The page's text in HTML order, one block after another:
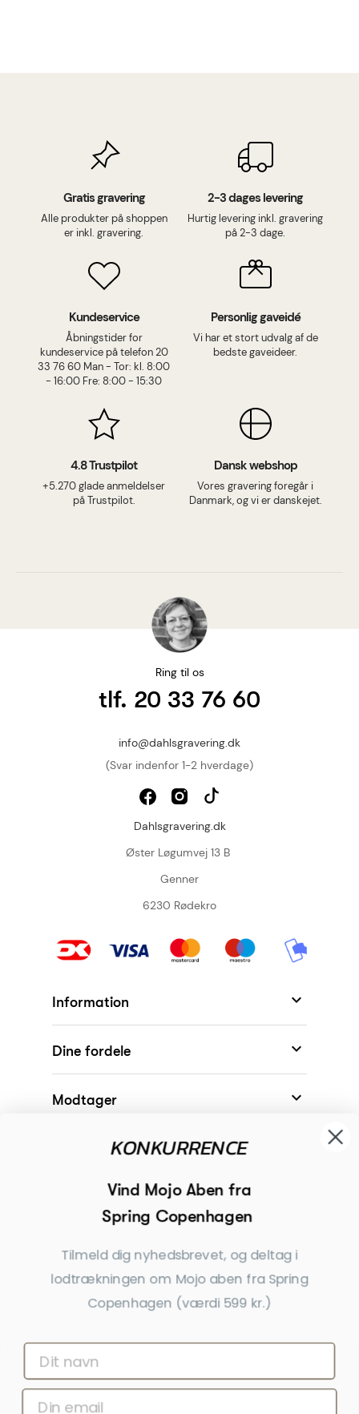
Gratis gravering
Alle produkter på shoppen
er inkl. gravering.
2-3 dages levering
Hurtig levering inkl. gravering
på 2-3 dage.
Kundeservice
Åbningstider for
kundeservice på telefon 20
33 76 60 Man - Tor: kl. 8:00
- 16:00 Fre: 8:00 - 15:30
Personlig gaveidé
Vi har et stort udvalg af de
bedste gaveideer.
4.8 Trustpilot
+5.270 glade anmeldelser
på Trustpilot.
Dansk webshop
Vores gravering foregår i
Danmark, og vi er danskejet.
Ring til os
tlf. 20 33 76 60
info@dahlsgravering.dk
(Svar indenfor 1-2 hverdage)
Dahlsgravering.dk
Øster Løgumvej 13 B
Genner
6230 Rødekro
Information 
Dine fordele 
Modtager 
Begivenheder
Inspiration
*Ved at indsende denne formular accepterer jeg, at de indtastede data bruges af Dahls
Gravering til at sende nyhedsbreve og kampagnetilbud. Afmelding kan altid ske nederst
i nyhedsbrevet.
Vind Mojo Aben fra
Spring Copenhagen
Tilmeld dig nyhedsbrevet, og deltag i
lodtrækningen om Mojo aben fra Spring
Copenhagen (værdi 599 kr.)